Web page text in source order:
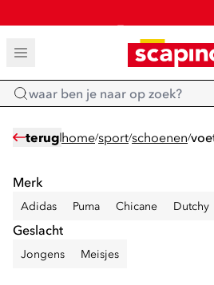
TOT 70% KORTING
SHOP NIEUW
Home
terug home/sport/schoenen/
Merk
Adidas Puma Chicane Dutchy
Geslacht
Jongens Meisjes